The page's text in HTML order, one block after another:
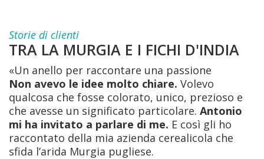
Storie di clienti
TRA LA MURGIA E I FICHI D'INDIA
«Un anello per raccontare una passione
Non avevo le idee molto chiare. Volevo
qualcosa che fosse colorato, unico, prezioso e
che avesse un significato particolare. Antonio
mi ha invitato a parlare di me. E così gli ho
raccontato della mia azienda cerealicola che
sfida l’arida Murgia pugliese.